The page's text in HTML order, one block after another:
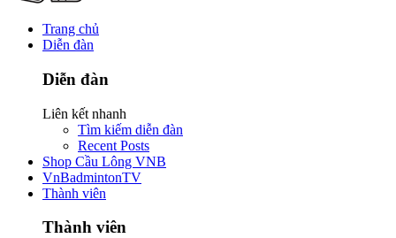
Trang chủ
Diễn đàn
Diễn đàn
Liên kết nhanh
Tìm kiếm diễn đàn
Recent Posts
Shop Cầu Lông VNB
VnBadmintonTV
Thành viên
Thành viên